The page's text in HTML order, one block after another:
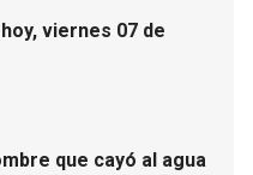
viernes 07 de
que cayó al agua